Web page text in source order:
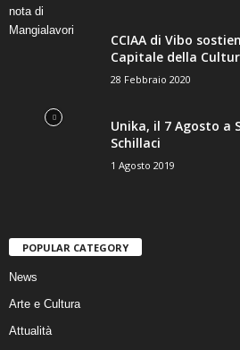
CCIAA di Vibo
Capitale della
28 Febbraio 2020
Unika, il 7 Agosto a
Schillaci
1 Agosto 2019
POPULAR CATEGORY
News
Arte e Cultura
Attualità